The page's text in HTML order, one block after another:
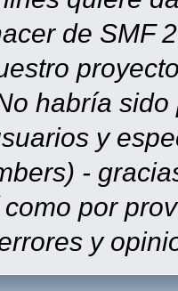
de SMF
habría
y
-
por
y